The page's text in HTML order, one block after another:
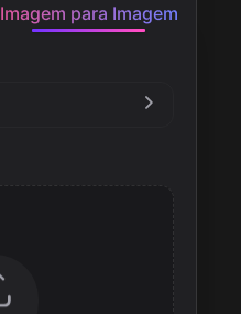
Imagem para Imagem